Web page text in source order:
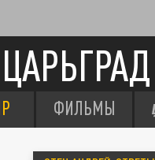
ЦАРЬГРАД
ФИЛЬМЫ